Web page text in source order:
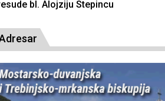
bl. Alojziju Stepincu